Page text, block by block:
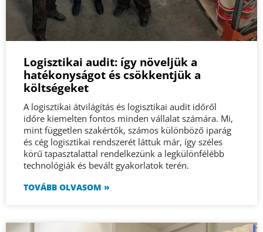
Logisztikai audit: így növeljük a
hatékonyságot és csökkentjük a
költségeket
A logisztikai átvilágítás és logisztikai audit időről
időre kiemelten fontos minden vállalat számára. Mi,
mint független szakértők, számos különböző iparág
és cég logisztikai rendszerét láttuk már, így széles
körű tapasztalattal rendelkezünk a legkülönfélébb
technológiák és bevált gyakorlatok terén.
TOVÁBB OLVASOM »